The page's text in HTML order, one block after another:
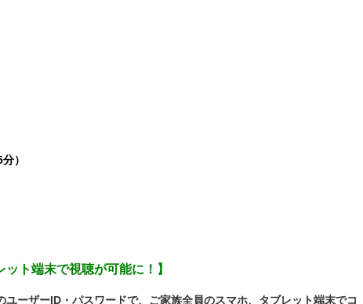
）
ット端末で視聴が可能に！】
ーザーID・パスワードで、ご家族全員のスマホ、タブレット端末でコ